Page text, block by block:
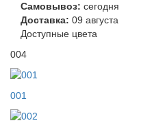
Самовывоз: сегодня
Доставка: 09 августа
Доступные цвета
004
001